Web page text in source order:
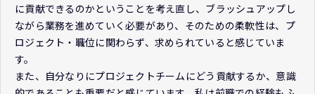
に貢献できるのかということを考え直し、ブラッシュアップし
ながら業務を進めていく必要があり、そのための柔軟性は、プ
ロジェクト・職位に関わらず、求められていると感じていま
す。
また、自分なりにプロジェクトチームにどう貢献するか、意識